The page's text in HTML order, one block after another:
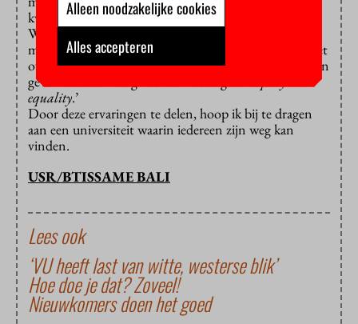
kwaliteit en toegankelijkheid van ons onderwijs.
Wat mij drijft, is de overtuiging dat de universiteit er
moet zijn voor álle studenten. Gelijke kansen gaan niet
over iedereen hetzelfde behandelen, maar over iedereen
geven wat die nodig heeft om te slagen:
equality.’
Door deze ervaringen te delen, hoop ik bij te dragen
aan een universiteit waarin iedereen zijn weg kan
vinden.
USR/BTISSAME BALI
Lees ook
‘VU heeft last van witte, westerse blik’
Hoe doe je dat? Zoveel!
Nieuwkomers doen het goed
Alleen noodzakelijke cookies
Alles accepteren